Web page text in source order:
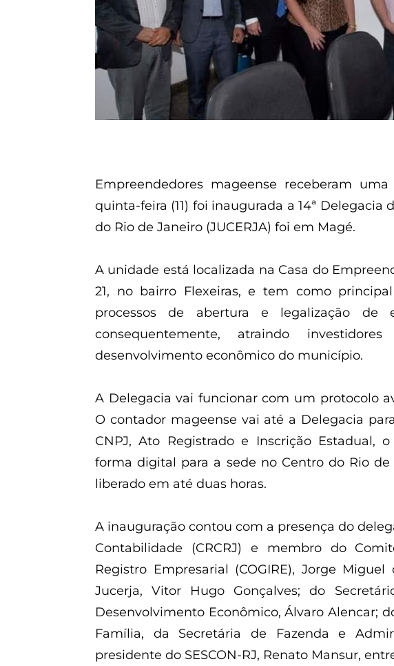
Empreendedores mageense receberam
quinta-feira (11) foi inaugurada a 14ª Delegacia
do Rio de Janeiro (JUCERJA) foi em Magé.
A unidade está localizada na Casa do
21, no bairro Flexeiras, e tem como
processos de abertura e legalização de
consequentemente, atraindo
desenvolvimento econômico do município.
A Delegacia vai funcionar com um protocolo
O contador mageense vai até a Delegacia
CNPJ, Ato Registrado e Inscrição Estadual,
forma digital para a sede no Centro do Rio
liberado em até duas horas.
A inauguração contou com a presença do
Contabilidade (CRCRJ) e membro do
Registro Empresarial (COGIRE), Jorge
Jucerja, Vitor Hugo Gonçalves; do
Desenvolvimento Econômico, Álvaro Alencar;
Família, da Secretária de Fazenda e
presidente do SESCON-RJ, Renato Mansur,